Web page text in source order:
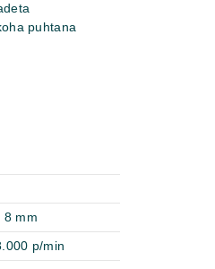
puhtana
8 mm
p/min